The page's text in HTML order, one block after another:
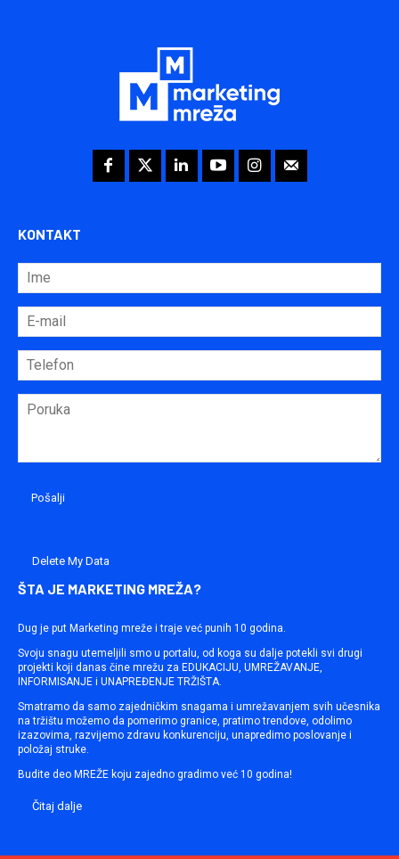
KONTAKT
Delete My Data
ŠTA JE MARKETING MREŽA?
Dug je put Marketing mreže i traje već punih 10 godina.
Svoju snagu utemeljili smo u portalu, od koga su dalje potekli svi drugi
projekti koji danas čine mrežu za EDUKACIJU, UMREŽAVANJE,
INFORMISANJE i UNAPREĐENJE TRŽIŠTA.
Smatramo da samo zajedničkim snagama i umrežavanjem svih učesnika
na tržištu možemo da pomerimo granice, pratimo trendove, odolimo
izazovima, razvijemo zdravu konkurenciju, unapredimo poslovanje i
položaj struke.
Budite deo MREŽE koju zajedno gradimo već 10 godina!
Čitaj dalje